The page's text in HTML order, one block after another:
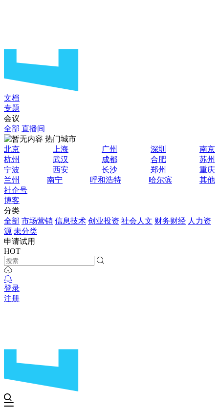
文档
专题
会议
全部 直播间
热门城市
北京
上海 广州 深圳
南京
杭州
武汉 成都 合肥
苏州
宁波
西安 长沙 郑州
重庆
兰州
南宁 呼和浩特 哈尔滨
其他
社企号
博客
分类
全部 市场营销 信息技术 创业投资 社会人文 财务财经 人力资
源 未分类
申请试用
HOT
登录
注册